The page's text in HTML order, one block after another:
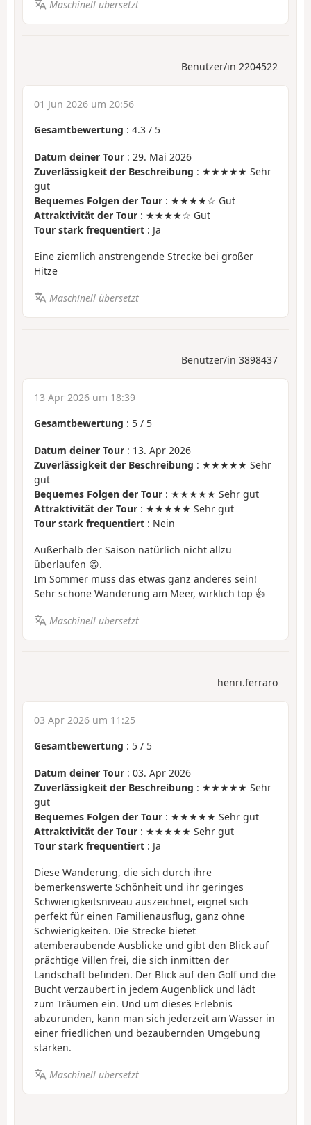
Maschinell übersetzt
Benutzer/in 2204522
01 Jun 2026 um 20:56
Gesamtbewertung : 4.3 / 5
Datum deiner Tour : 29. Mai 2026
Zuverlässigkeit der Beschreibung : ★★★★★ Sehr
gut
Bequemes Folgen der Tour : ★★★★☆ Gut
Attraktivität der Tour : ★★★★☆ Gut
Tour stark frequentiert : Ja
Eine ziemlich anstrengende Strecke bei großer
Hitze
Maschinell übersetzt
Benutzer/in 3898437
13 Apr 2026 um 18:39
Gesamtbewertung : 5 / 5
Datum deiner Tour : 13. Apr 2026
Zuverlässigkeit der Beschreibung : ★★★★★ Sehr
gut
Bequemes Folgen der Tour : ★★★★★ Sehr gut
Attraktivität der Tour : ★★★★★ Sehr gut
Tour stark frequentiert : Nein
Außerhalb der Saison natürlich nicht allzu
überlaufen 😁.
Im Sommer muss das etwas ganz anderes sein!
Sehr schöne Wanderung am Meer, wirklich top 👍
Maschinell übersetzt
henri.ferraro
03 Apr 2026 um 11:25
Gesamtbewertung : 5 / 5
Datum deiner Tour : 03. Apr 2026
Zuverlässigkeit der Beschreibung : ★★★★★ Sehr
gut
Bequemes Folgen der Tour : ★★★★★ Sehr gut
Attraktivität der Tour : ★★★★★ Sehr gut
Tour stark frequentiert : Ja
Diese Wanderung, die sich durch ihre
bemerkenswerte Schönheit und ihr geringes
Schwierigkeitsniveau auszeichnet, eignet sich
perfekt für einen Familienausflug, ganz ohne
Schwierigkeiten. Die Strecke bietet
atemberaubende Ausblicke und gibt den Blick auf
prächtige Villen frei, die sich inmitten der
Landschaft befinden. Der Blick auf den Golf und die
Bucht verzaubert in jedem Augenblick und lädt
zum Träumen ein. Und um dieses Erlebnis
abzurunden, kann man sich jederzeit am Wasser in
einer friedlichen und bezaubernden Umgebung
stärken.
Maschinell übersetzt